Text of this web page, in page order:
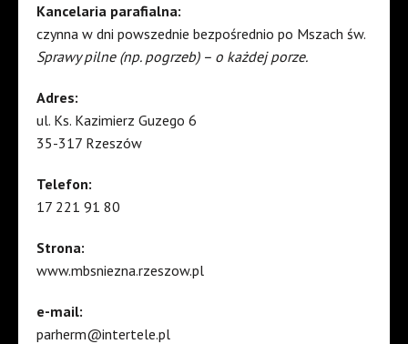
Kancelaria parafialna:
czynna w dni powszednie bezpośrednio po Mszach św.
Sprawy pilne (np. pogrzeb) – o każdej porze.
Adres:
ul. Ks. Kazimierz Guzego 6
35-317 Rzeszów
Telefon:
17 221 91 80
Strona:
www.mbsniezna.rzeszow.pl
e-mail:
parherm@intertele.pl